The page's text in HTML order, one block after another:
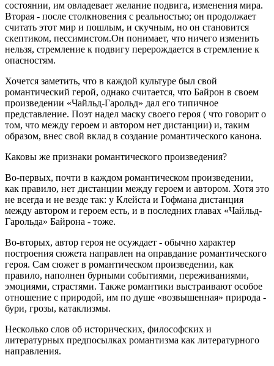
состоянии, им овладевает желание подвига, изменения мира.
Вторая - после столкновения с реальностью; он продолжает
считать этот мир и пошлым, и скучным, но он становится
скептиком, пессимистом.Он понимает, что ничего изменить
нельзя, стремление к подвигу перерождается в стремление к
опасностям.
Хочется заметить, что в каждой культуре был свой
романтический герой, однако считается, что Байрон в своем
произведении «Чайльд-Гарольд» дал его типичное
представление. Поэт надел маску своего героя ( что говорит о
том, что между героем и автором нет дистанции) и, таким
образом, внес свой вклад в создание романтического канона.
Каковы же признаки романтического произведения?
Во-первых, почти в каждом романтическом произведении,
как правило, нет дистанции между героем и автором. Хотя это
не всегда и не везде так: у Клейста и Гофмана дистанция
между автором и героем есть, и в последних главах «Чайльд-
Гарольда» Байрона - тоже.
Во-вторых, автор героя не осуждает - обычно характер
построения сюжета направлен на оправдание романтического
героя. Сам сюжет в романтическом произведении, как
правило, наполнен бурными событиями, переживаниями,
эмоциями, страстями. Также романтики выстраивают особое
отношение с природой, им по душе «возвышенная» природа -
бури, грозы, катаклизмы.
Несколько слов об исторических, философских и
литературных предпосылках романтизма как литературного
направления.